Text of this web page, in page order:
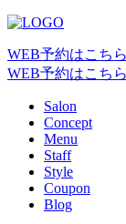
WEB予約はこちら
WEB予約はこちら
Salon
Concept
Menu
Staff
Style
Coupon
Blog